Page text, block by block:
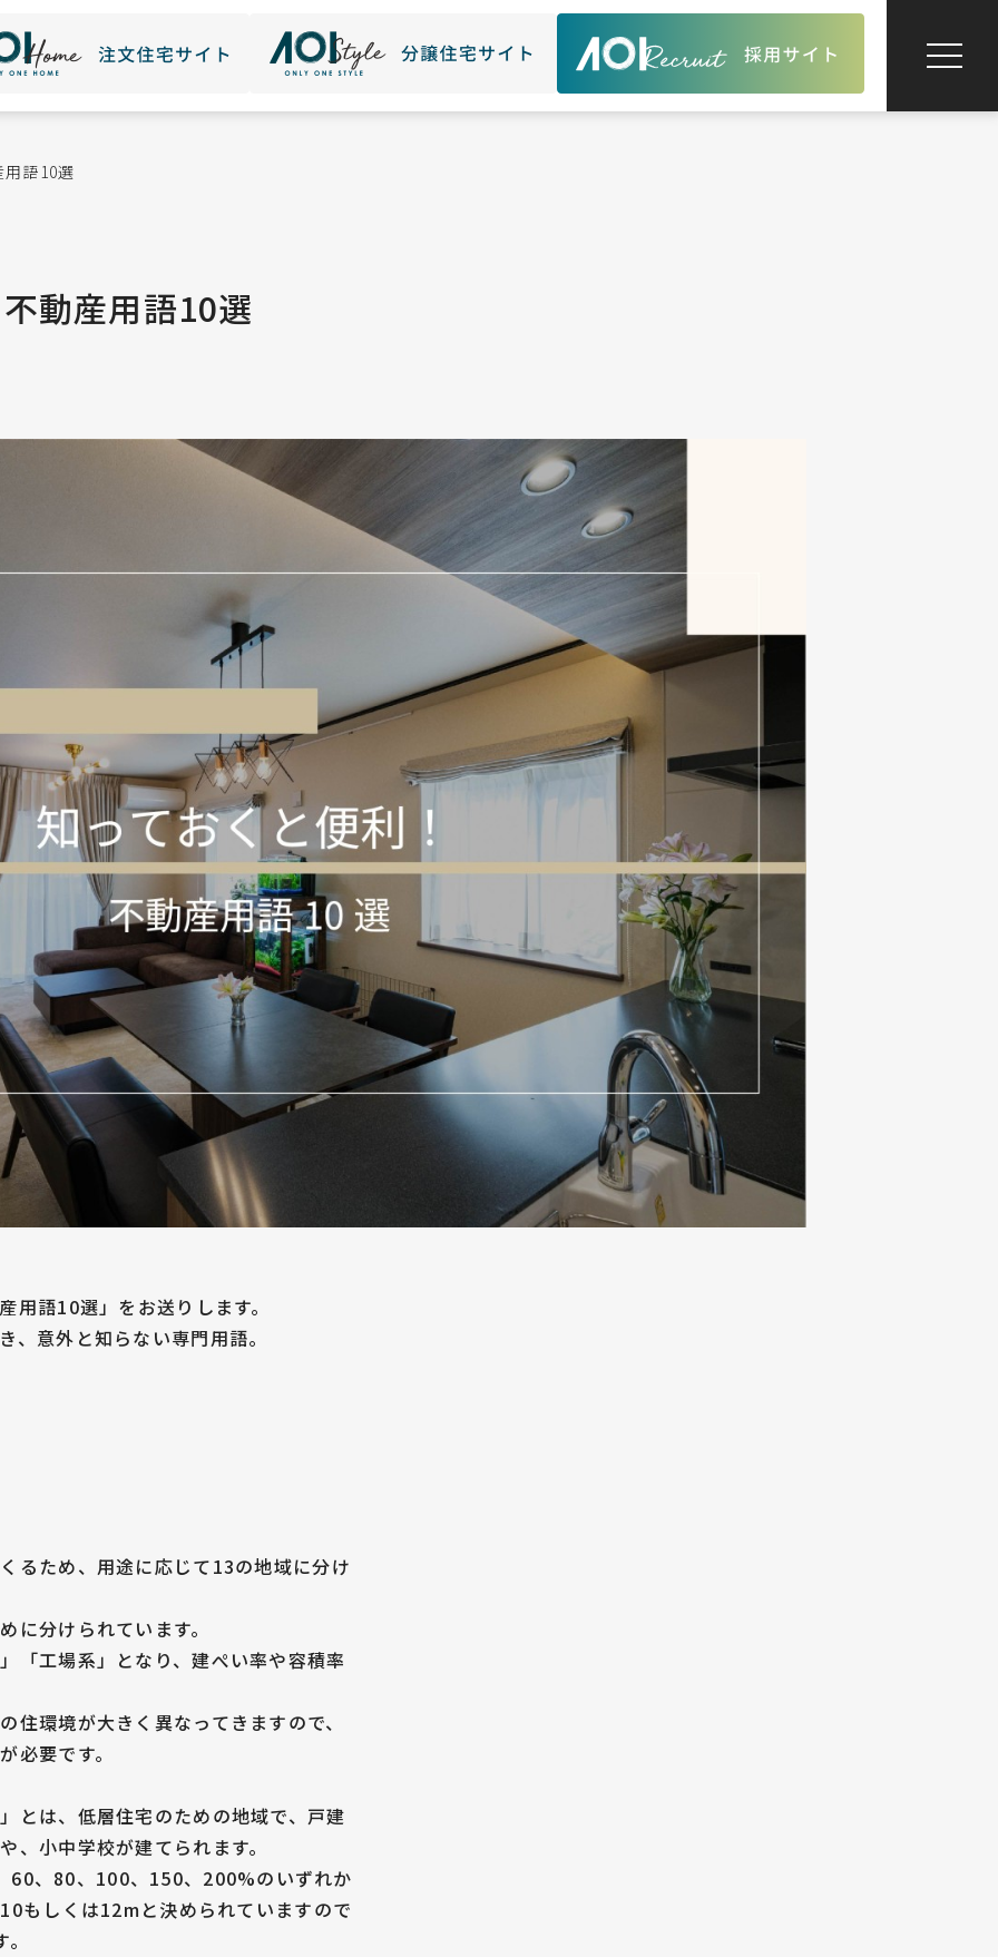
語10選
動産用語10選
用語10選」をお送りします。
、意外と知らない専門用語。
るため、用途に応じて13の地域に分け
に分けられています。
「工場系」となり、建ぺい率や容積率
住環境が大きく異なってきますので、
必要です。
とは、低層住宅のための地域で、戸建
、小中学校が建てられます。
60、80、100、150、200%のいずれか
もしくは12mと決められていますので